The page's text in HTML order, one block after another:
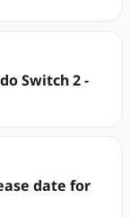
Switch 2 -
date for